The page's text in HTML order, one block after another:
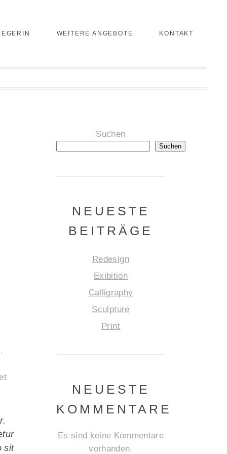
WEITERE ANGEBOTE KONTAKT
sit
Suchen
Suchen
NEUESTE
BEITRÄGE
Redesign
Exibition
Calligraphy
Sculpture
Print
NEUESTE
KOMMENTARE
Es sind keine Kommentare
vorhanden.